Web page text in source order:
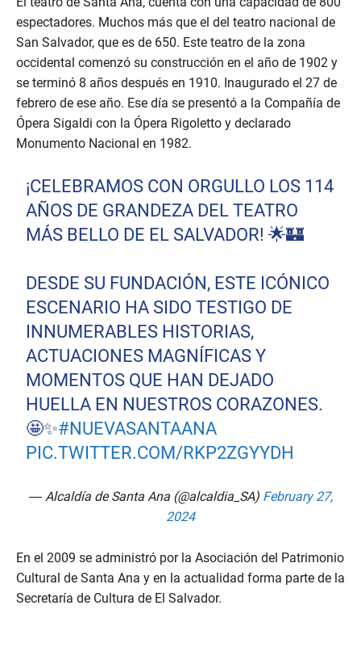
espectadores. Muchos más que el del teatro nacional de
San Salvador, que es de 650. Este teatro de la zona
occidental comenzó su construcción en el año de 1902 y
se terminó 8 años después en 1910. Inaugurado el 27 de
febrero de ese año. Ese día se presentó a la Compañía de
Ópera Sigaldi con la Ópera Rigoletto y declarado
Monumento Nacional en 1982.
¡CELEBRAMOS CON ORGULLO LOS 114
AÑOS DE GRANDEZA DEL TEATRO
MÁS BELLO DE EL SALVADOR! 🌟🏰
DESDE SU FUNDACIÓN, ESTE ICÓNICO
ESCENARIO HA SIDO TESTIGO DE
INNUMERABLES HISTORIAS,
ACTUACIONES MAGNÍFICAS Y
MOMENTOS QUE HAN DEJADO
HUELLA EN NUESTROS CORAZONES.
🤩✨#NUEVASANTAANA
PIC.TWITTER.COM/RKP2ZGYYDH
— Alcaldía de Santa Ana (@alcaldia_SA) February 27,
2024
En el 2009 se administró por la Asociación del Patrimonio
Cultural de Santa Ana y en la actualidad forma parte de la
Secretaría de Cultura de El Salvador.